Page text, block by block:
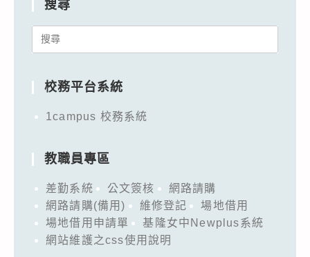
搜尋
Search
校務平台系統
1campus 校務系統
教職員專區
差勤系統 公文簽核
網路請購
網路請購(備用)
維修登記
場地借用
場地借用申請單
基隆女中Newplus系統
網站維護之css使用說明